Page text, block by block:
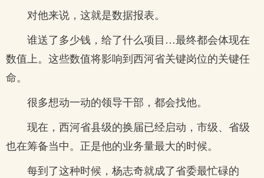
对他来说，这就是数据报表。
谁送了多少钱，给了什么项目…最终都会体现在
数值上。这些数值将影响到西河省关键岗位的关键任
命。
很多想动一动的领导干部，都会找他。
现在，西河省县级的换届已经启动，市级、省级
也在筹备当中。正是他的业务量最大的时候。
每到了这种时候，杨志奇就成了省委最忙碌的